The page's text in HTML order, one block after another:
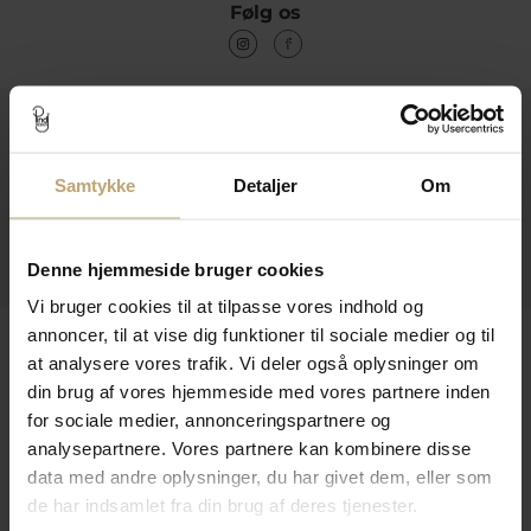
Samtykke Detaljer Om
Denne hjemmeside bruger cookies
Vi bruger cookies til at tilpasse vores indhold og
annoncer, til at vise dig funktioner til sociale medier og til
at analysere vores trafik. Vi deler også oplysninger om
din brug af vores hjemmeside med vores partnere inden
for sociale medier, annonceringspartnere og
analysepartnere. Vores partnere kan kombinere disse
data med andre oplysninger, du har givet dem, eller som
de har indsamlet fra din brug af deres tjenester.
Følg os
Kontakt
Åbningstider I Butikken
Information
Praktiske Sider
Leveringsmuligheder
Betalingsmuligheder